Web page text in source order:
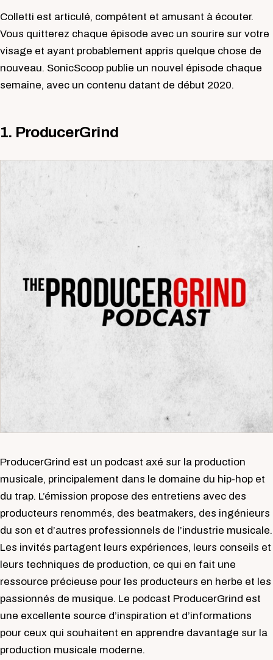
Colletti est articulé, compétent et amusant à écouter.
Vous quitterez chaque épisode avec un sourire sur votre
visage et ayant probablement appris quelque chose de
nouveau. SonicScoop publie un nouvel épisode chaque
semaine, avec un contenu datant de début 2020.
1. ProducerGrind
ProducerGrind est un podcast axé sur la production
musicale, principalement dans le domaine du hip-hop et
du trap. L’émission propose des entretiens avec des
producteurs renommés, des beatmakers, des ingénieurs
du son et d’autres professionnels de l’industrie musicale.
Les invités partagent leurs expériences, leurs conseils et
leurs techniques de production, ce qui en fait une
ressource précieuse pour les producteurs en herbe et les
passionnés de musique. Le podcast ProducerGrind est
une excellente source d’inspiration et d’informations
pour ceux qui souhaitent en apprendre davantage sur la
production musicale moderne.